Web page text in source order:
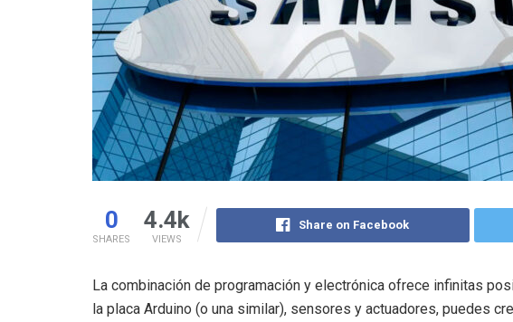
0
SHARES
4.4k
VIEWS
Share on Facebook
La combinación de programación y electrónica ofrece infinitas
la placa Arduino (o una similar), sensores y actuadores, puedes